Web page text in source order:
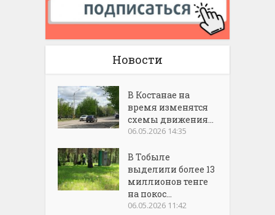
Новости
В Костанае на
время изменятся
схемы движения...
06.05.2026 14:35
В Тобыле
выделили более 13
миллионов тенге
на покос...
06.05.2026 11:42